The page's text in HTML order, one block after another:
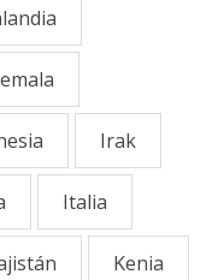
Irak
Italia
Kenia